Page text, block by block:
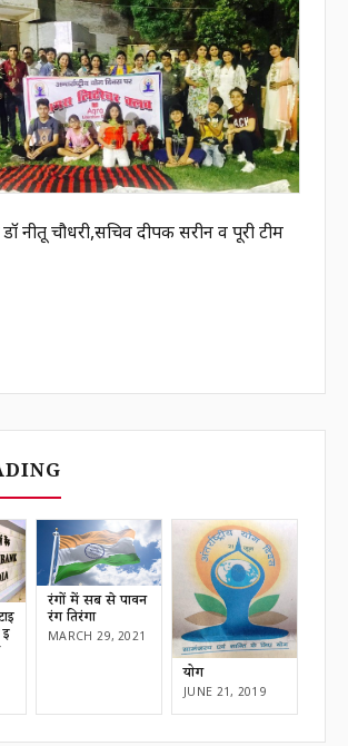
नीतू चौधरी,सचिव दीपक सरीन व पूरी टीम
रंगों में सब से पावन
रंग तिरंगा
MARCH 29, 2021
योग
JUNE 21, 2019